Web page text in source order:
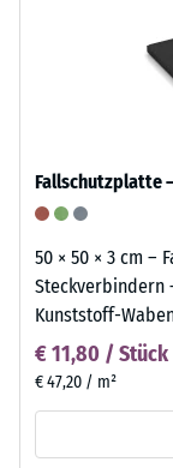
Fallschutzplatte
50 × 50 × 3 cm –
Steckverbindern
Kunststoff-
€ 11,80 / Stück
€ 47,20 / m²